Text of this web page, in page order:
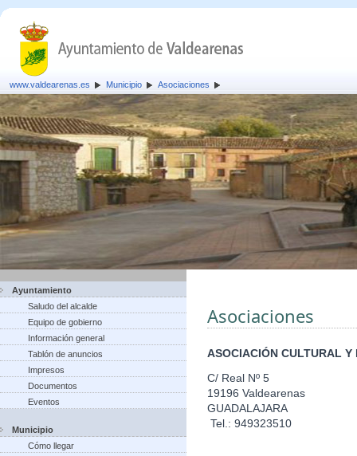
www.valdearenas.es Municipio Asociaciones
Ayuntamiento
Saludo del alcalde
Equipo de gobierno
Información general
Tablón de anuncios
Impresos
Documentos
Eventos
Municipio
Cómo llegar
Asociaciones
ASOCIACIÓN CULTURAL Y
C/ Real Nº 5
19196 Valdearenas
GUADALAJARA
Tel.: 949323510